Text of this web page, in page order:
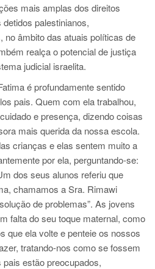
mais amplas dos direitos
palestinianos,
no âmbito das atuais políticas de
realça o potencial de justiça
judicial israelita.
é profundamente sentido
pais. Quem com ela trabalhou,
e presença, dizendo coisas
mais querida da nossa escola.
crianças e elas sentem muito a
por ela, perguntando-se:
dos seus alunos referiu que
chamamos a Sra. Rimawi
de problemas”. As jovens
falta do seu toque maternal, como
que ela volte e penteie os nossos
tratando-nos como se fossem
estão preocupados,